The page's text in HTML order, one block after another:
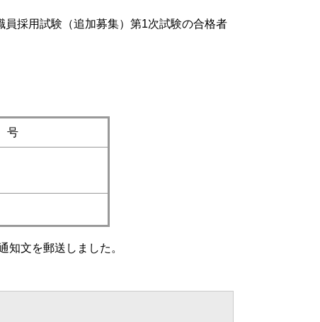
採用試験（追加募集）第1次試験の合格者
験番号
知文を郵送しました。